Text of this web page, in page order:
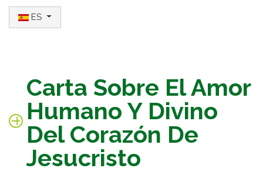
Seleccione su idioma
ES
Carta Sobre El Amor
Humano Y Divino
Del Corazón De
Jesucristo